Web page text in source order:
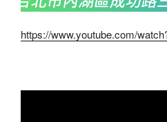
https://www.youtube.com/